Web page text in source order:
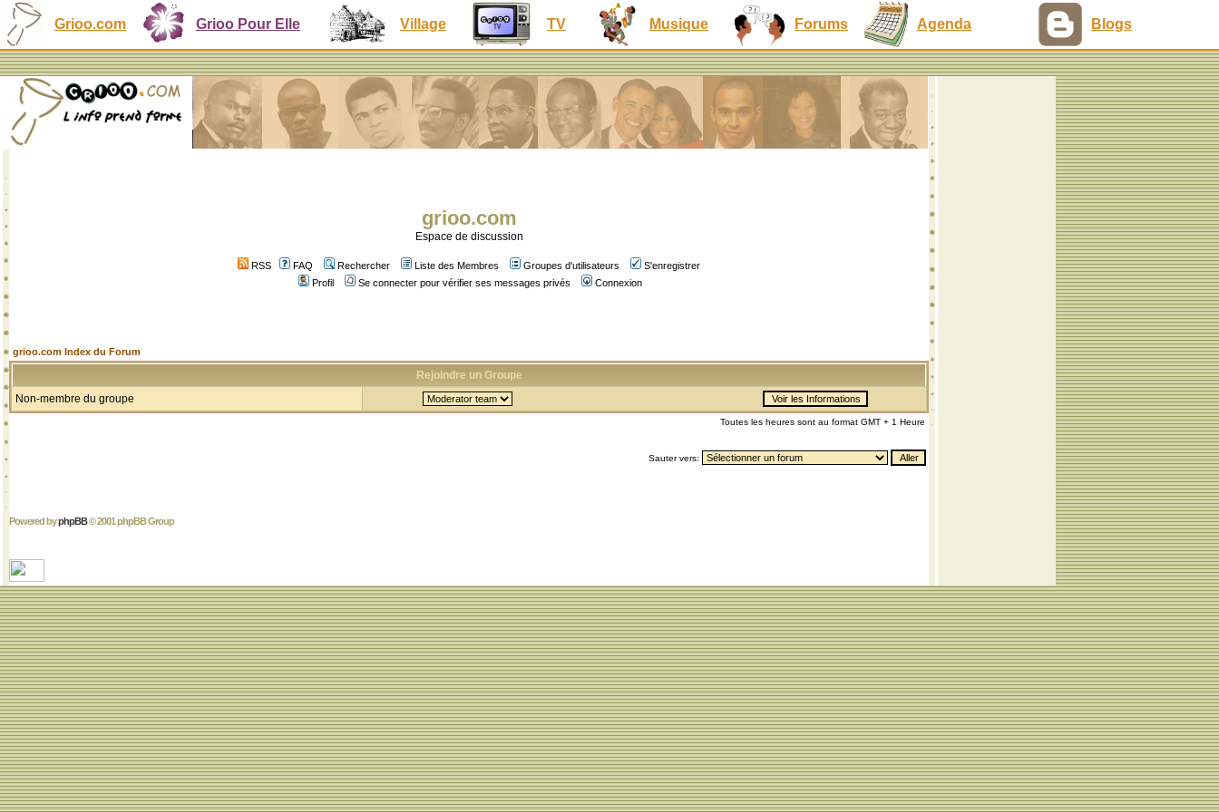
Grioo.com Grioo Pour Elle Village TV Musique Forums Agenda Blogs
grioo.com
Espace de discussion
RSS FAQ Rechercher Liste des Membres Groupes d'utilisateurs
S'enregistrer
Profil
Se connecter pour vérifier ses messages privés Connexion
grioo.com Index du Forum
Rejoindre un Groupe
Non-membre du groupe
Toutes les heures sont au format GMT + 1 Heure
Sauter vers:
Powered byphpBB© 2001 phpBB Group